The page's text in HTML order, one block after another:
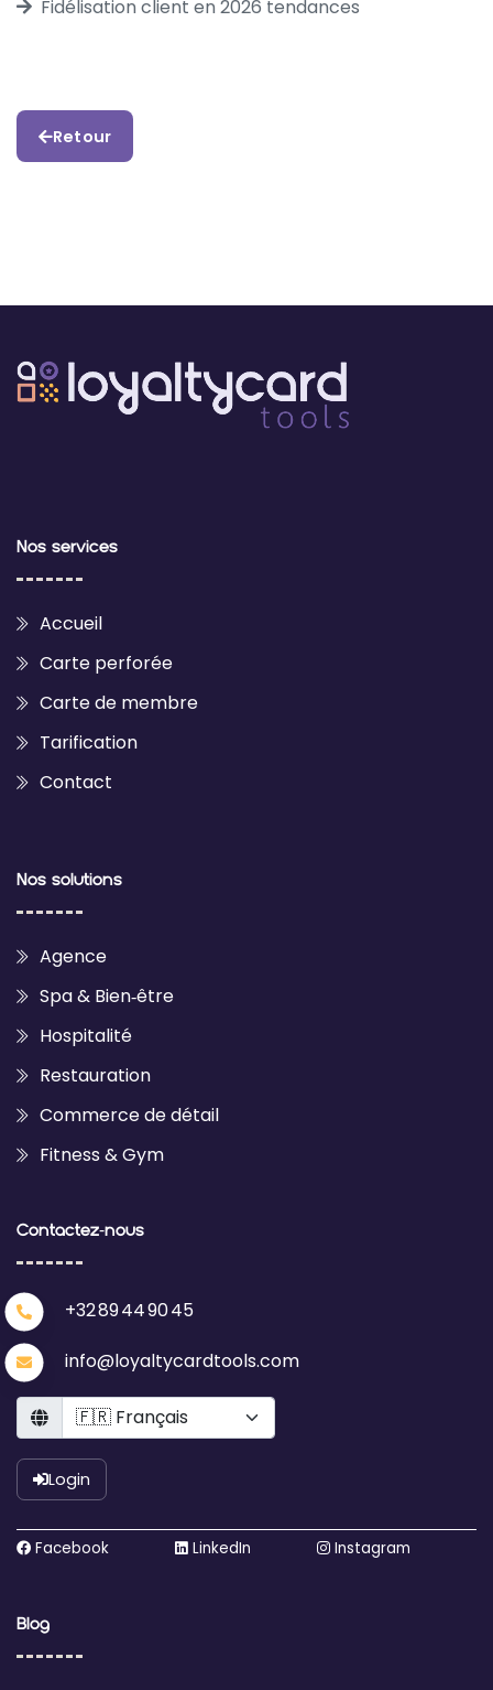
Fidélisation client en 2026 tendances
Retour
Nos services
Accueil
Carte perforée
Carte de membre
Tarification
Contact
Nos solutions
Agence
Spa & Bien‑être
Hospitalité
Restauration
Commerce de détail
Fitness & Gym
Contactez‑nous
+32 89 44 90 45
info@loyaltycardtools.com
Language
Login
Facebook LinkedIn Instagram
Blog